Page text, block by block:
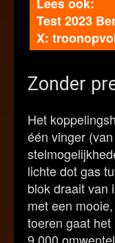
Test 2023
X:
Zonder
Het
één vinger
lichte dot gas
blok draait van
met een
toeren gaat